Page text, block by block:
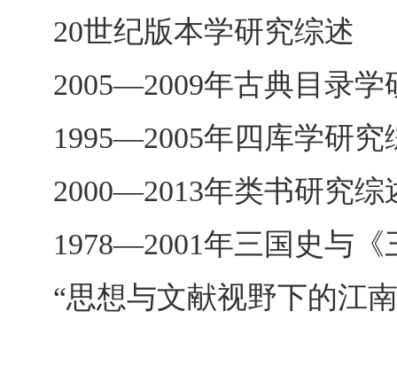
20世纪版本学研究综述
2005―2009年古典目录学
1995―2005年四库学研究
2000―2013年类书研究综
1978―2001年三国史与
“思想与文献视野下的江